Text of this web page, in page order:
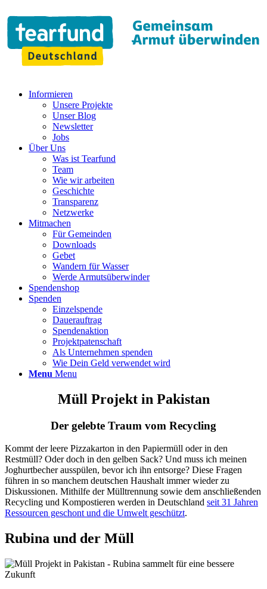
Informieren
Unsere Projekte
Unser Blog
Newsletter
Jobs
Über Uns
Was ist Tearfund
Team
Wie wir arbeiten
Geschichte
Transparenz
Netzwerke
Mitmachen
Für Gemeinden
Downloads
Gebet
Wandern für Wasser
Werde Armutsüberwinder
Spendenshop
Spenden
Einzelspende
Dauerauftrag
Spendenaktion
Projektpatenschaft
Als Unternehmen spenden
Wie Dein Geld verwendet wird
Menu Menu
Müll Projekt in Pakistan
Der gelebte Traum vom Recycling
Kommt der leere Pizzakarton in den Papiermüll oder in den
Restmüll? Oder doch in den gelben Sack? Und muss ich meinen
Joghurtbecher ausspülen, bevor ich ihn entsorge? Diese Fragen
führen in so manchem deutschen Haushalt immer wieder zu
Diskussionen. Mithilfe der Mülltrennung sowie dem anschließenden
Recycling und Kompostieren werden in Deutschland seit 31 Jahren
Ressourcen geschont und die Umwelt geschützt.
Rubina und der Müll